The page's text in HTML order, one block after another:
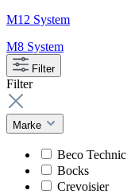
M12 System
M8 System
Filter
Filter
Marke
Beco Technic
Bocks
Crevoisier